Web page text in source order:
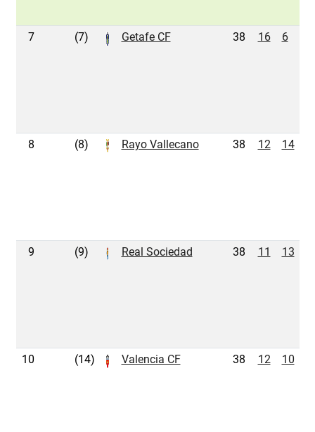
7 (7) Getafe CF 38 16 6
8 (8) Rayo Vallecano 38 12 14
9 (9) Real Sociedad 38 11 13
10 (14) Valencia CF 38 12 10